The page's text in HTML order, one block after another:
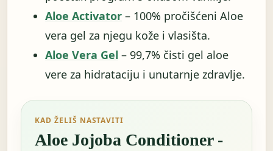
Aloe Activator – 100% pročišćeni Aloe
vera gel za njegu kože i vlasišta.
Aloe Vera Gel – 99,7% čisti gel aloe
vere za hidrataciju i unutarnje zdravlje.
KAD ŽELIŠ NASTAVITI
Aloe Jojoba Conditioner -